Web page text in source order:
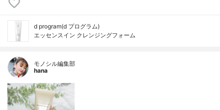
d program(d プログラム)
エッセンスイン クレンジングフォーム
モノシル編集部
hana